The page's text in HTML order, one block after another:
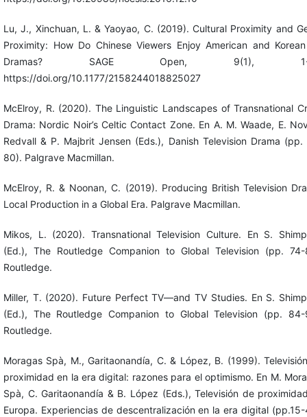
Lu, J., Xinchuan, L. & Yaoyao, C. (2019). Cultural Proximity and
Proximity: How Do Chinese Viewers Enjoy American and
Dramas? SAGE Open, 9(1), 1-
https://doi.org/10.1177/2158244018825027
McElroy, R. (2020). The Linguistic Landscapes of Transnational
Drama: Nordic Noir’s Celtic Contact Zone. En A. M. Waade, E.
Redvall & P. Majbrit Jensen (Eds.), Danish Television Drama
80). Palgrave Macmillan.
McElroy, R. & Noonan, C. (2019). Producing British Television
Local Production in a Global Era. Palgrave Macmillan.
Mikos, L. (2020). Transnational Television Culture. En S.
(Ed.), The Routledge Companion to Global Television (pp. 74-
Routledge.
Miller, T. (2020). Future Perfect TV—and TV Studies. En S.
(Ed.), The Routledge Companion to Global Television (pp. 84-
Routledge.
Moragas Spà, M., Garitaonandía, C. & López, B. (1999).
proximidad en la era digital: razones para el optimismo. En M.
Spà, C. Garitaonandía & B. López (Eds.), Televisión de
Europa. Experiencias de descentralización en la era digital